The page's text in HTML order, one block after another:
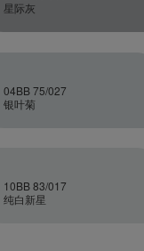
星际灰
04BB 75/027
银叶菊
10BB 83/017
纯白新星